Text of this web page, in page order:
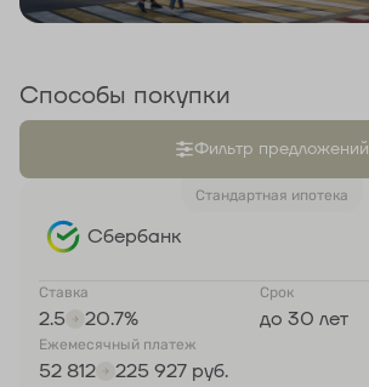
Способы покупки
Фильтр предложений
Стандартная ипотека
Сбербанк
Ставка
2.5 20.7%
Срок
до 30 лет
Ежемесячный платеж
52 812 225 927 руб.